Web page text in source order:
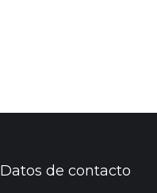
Datos de contacto